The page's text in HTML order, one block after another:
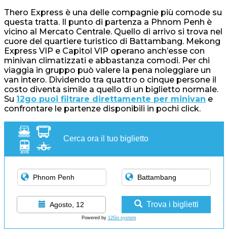
Thero Express è una delle compagnie più comode su
questa tratta. Il punto di partenza a Phnom Penh è
vicino al Mercato Centrale. Quello di arrivo si trova nel
cuore del quartiere turistico di Battambang. Mekong
Express VIP e Capitol VIP operano anch’esse con
minivan climatizzati e abbastanza comodi. Per chi
viaggia in gruppo può valere la pena noleggiare un
van intero. Dividendo tra quattro o cinque persone il
costo diventa simile a quello di un biglietto normale.
Su 12go puoi filtrare direttamente per minivan e
confrontare le partenze disponibili in pochi click.
Cerca ora il tuo biglietto
Agosto, 12 Trova i biglietti
Powered by 12Go system